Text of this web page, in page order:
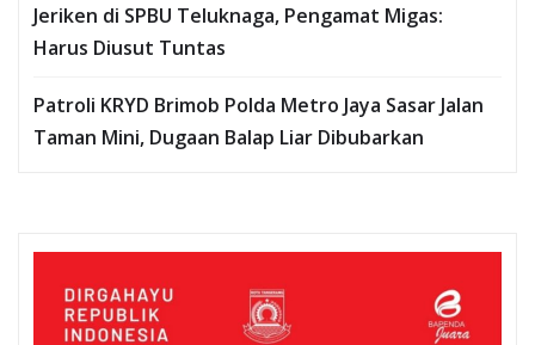
Jeriken di SPBU Teluknaga, Pengamat Migas:
Harus Diusut Tuntas
Patroli KRYD Brimob Polda Metro Jaya Sasar Jalan
Taman Mini, Dugaan Balap Liar Dibubarkan